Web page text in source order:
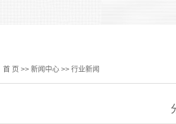
首 页 >> 新闻中心 >> 行业新闻